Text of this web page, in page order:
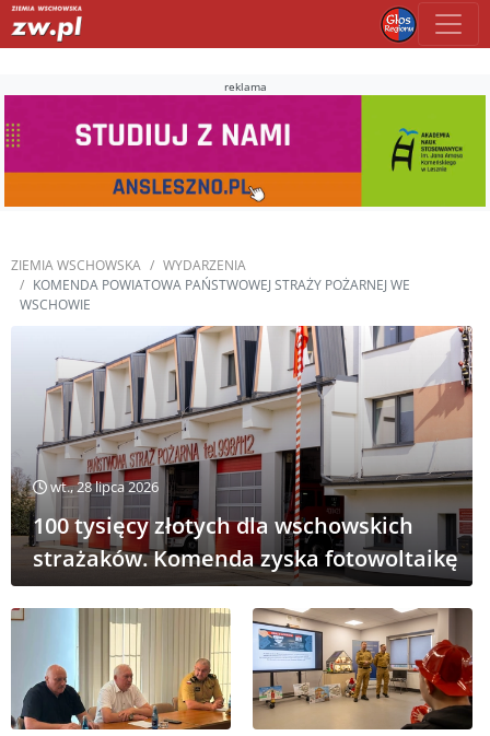
reklama
ZIEMIA WSCHOWSKA
WYDARZENIA
KOMENDA POWIATOWA PAŃSTWOWEJ STRAŻY POŻARNEJ WE
WSCHOWIE
wt., 28 lipca 2026
100 tysięcy złotych dla wschowskich
strażaków. Komenda zyska fotowoltaikę